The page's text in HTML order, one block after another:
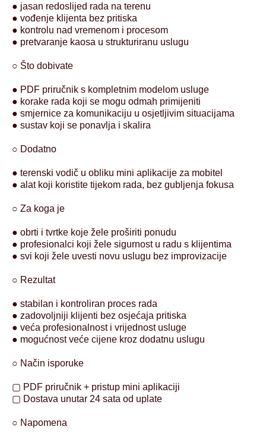
● jasan redoslijed rada na terenu
● vođenje klijenta bez pritiska
● kontrolu nad vremenom i procesom
● pretvaranje kaosa u strukturiranu uslugu
○ Što dobivate
● PDF priručnik s kompletnim modelom usluge
● korake rada koji se mogu odmah primijeniti
● smjernice za komunikaciju u osjetljivim situacijama
● sustav koji se ponavlja i skalira
○ Dodatno
● terenski vodič u obliku mini aplikacije za mobitel
● alat koji koristite tijekom rada, bez gubljenja fokusa
○ Za koga je
● obrti i tvrtke koje žele proširiti ponudu
● profesionalci koji žele sigurnost u radu s klijentima
● svi koji žele uvesti novu uslugu bez improvizacije
○ Rezultat
● stabilan i kontroliran proces rada
● zadovoljniji klijenti bez osjećaja pritiska
● veća profesionalnost i vrijednost usluge
● mogućnost veće cijene kroz dodatnu uslugu
○ Način isporuke
▢ PDF priručnik + pristup mini aplikaciji
▢ Dostava unutar 24 sata od uplate
○ Napomena